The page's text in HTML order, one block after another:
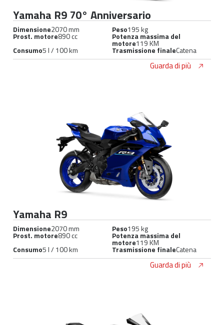
Yamaha R9 70° Anniversario
Dimensione2070 mm Peso195 kg
Prost. motore890 cc Potenza massima del
motore119 KM
Consumo5 l / 100 km Trasmissione finaleCatena
Guarda di più
Yamaha R9
Dimensione2070 mm Peso195 kg
Prost. motore890 cc Potenza massima del
motore119 KM
Consumo5 l / 100 km Trasmissione finaleCatena
Guarda di più